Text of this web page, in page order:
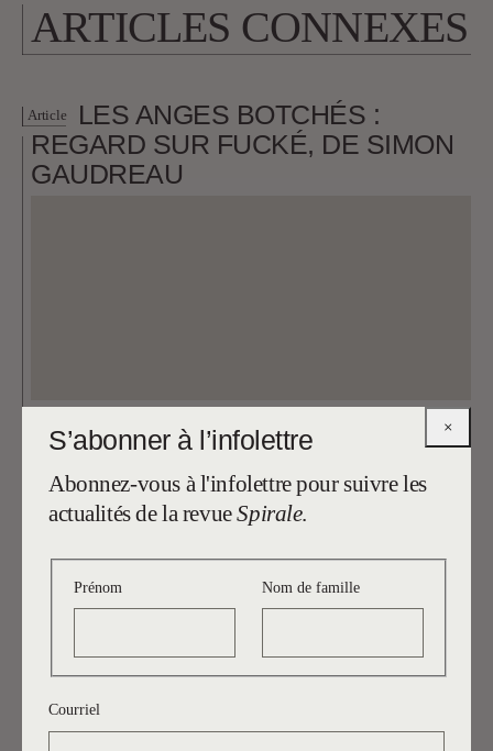
ARTICLES CONNEXES
Article
LES ANGES BOTCHÉS :
REGARD SUR FUCKÉ, DE SIMON
GAUDREAU
Article ANYWAY
×
S’abonner à l’infolettre
Abonnez-vous à l'infolettre pour suivre les
actualités de la revueSpirale.
Prénom Nom de famille
Courriel